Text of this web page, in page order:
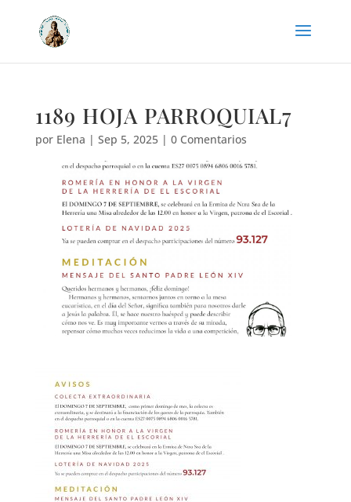
1189 HOJA PARROQUIAL7
por Elena | Sep 5, 2025| 0 Comentarios